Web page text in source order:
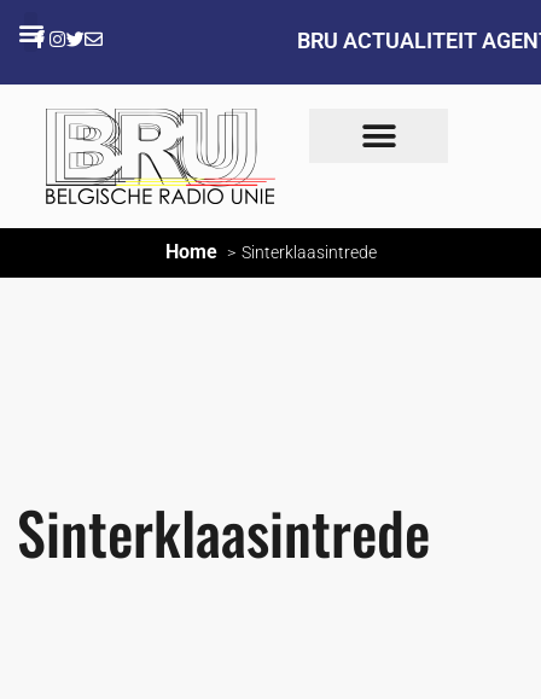
BRU ACTUALITEIT
Home Sinterklaasintrede
Sinterklaasintrede